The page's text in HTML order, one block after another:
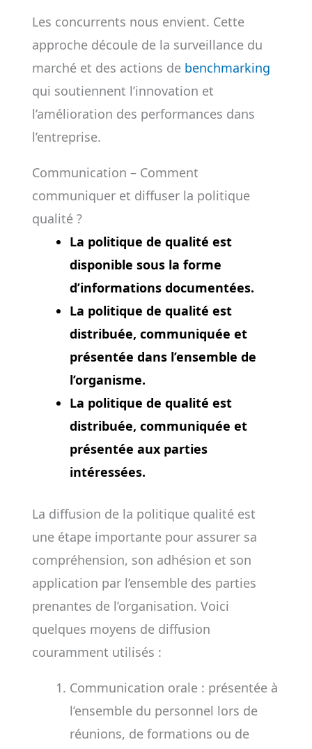
Les concurrents nous envient. Cette
approche découle de la surveillance du
marché et des actions de benchmarking
qui soutiennent l’innovation et
l’amélioration des performances dans
l’entreprise.
Communication – Comment
communiquer et diffuser la politique
qualité ?
La politique de qualité est
disponible sous la forme
d’informations documentées.
La politique de qualité est
distribuée, communiquée et
présentée dans l’ensemble de
l’organisme.
La politique de qualité est
distribuée, communiquée et
présentée aux parties
intéressées.
La diffusion de la politique qualité est
une étape importante pour assurer sa
compréhension, son adhésion et son
application par l’ensemble des parties
prenantes de l’organisation. Voici
quelques moyens de diffusion
couramment utilisés :
Communication orale : présentée à
l’ensemble du personnel lors de
réunions, de formations ou de